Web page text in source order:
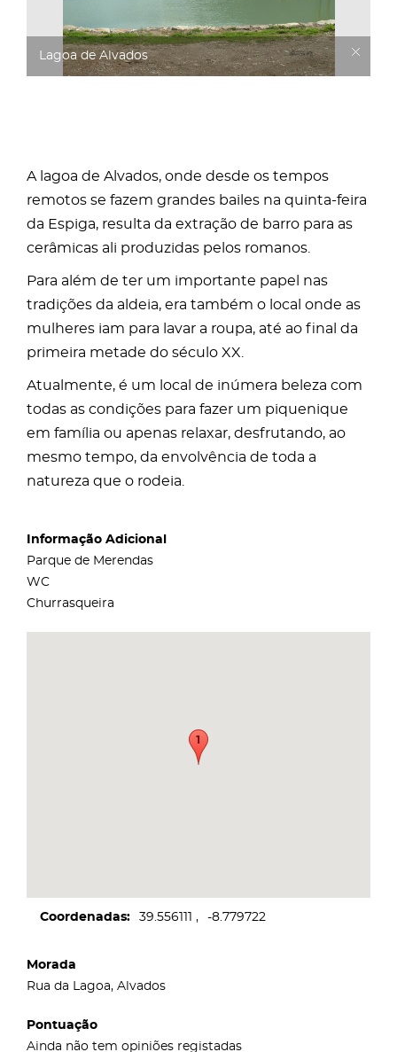
Lagoa de Alvados
A lagoa de Alvados, onde desde os tempos
remotos se fazem grandes bailes na quinta-feira
da Espiga, resulta da extração de barro para as
cerâmicas ali produzidas pelos romanos.
Para além de ter um importante papel nas
tradições da aldeia, era também o local onde as
mulheres iam para lavar a roupa, até ao final da
primeira metade do século XX.
Atualmente, é um local de inúmera beleza com
todas as condições para fazer um piquenique
em família ou apenas relaxar, desfrutando, ao
mesmo tempo, da envolvência de toda a
natureza que o rodeia.
Informação Adicional
Parque de Merendas
WC
Churrasqueira
Coordenadas 39.556111 -8.779722
Morada
Rua da Lagoa, Alvados
Pontuação
Ainda não tem opiniões registadas